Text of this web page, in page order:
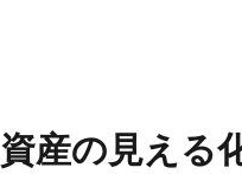
資産の見える